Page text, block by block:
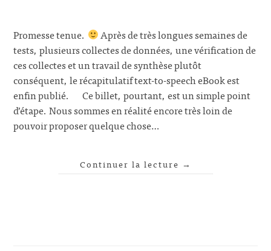
Promesse tenue.
Après de très longues semaines de
tests, plusieurs collectes de données, une vérification de
ces collectes et un travail de synthèse plutôt
conséquent, le récapitulatif text-to-speech eBook est
enfin publié. Ce billet, pourtant, est un simple point
d’étape. Nous sommes en réalité encore très loin de
pouvoir proposer quelque chose…
Continuer la lecture →